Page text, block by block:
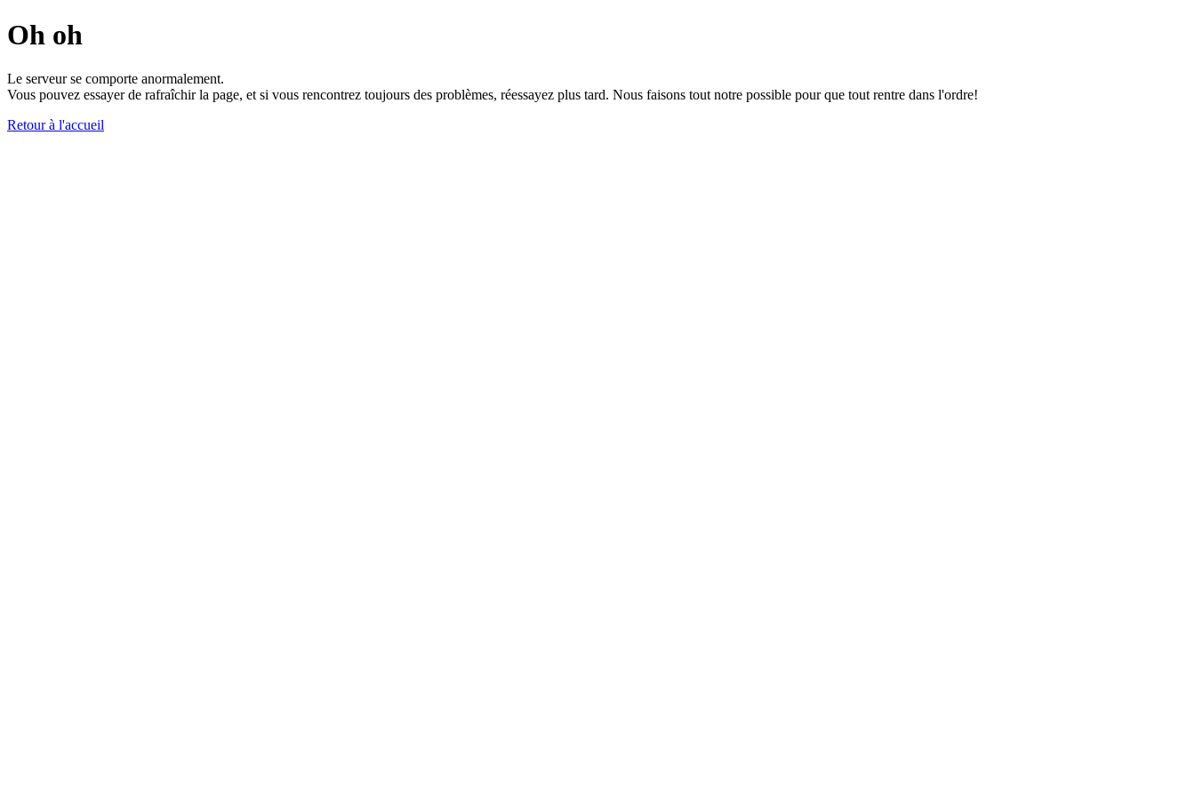
Oh oh
Le serveur se comporte anormalement.
Vous pouvez essayer de rafraîchir la page, et si vous rencontrez toujours des problèmes, réessayez plus tard. Nous faisons tout notre possible pour que tout rentre dans l'ordre!
Retour à l'accueil